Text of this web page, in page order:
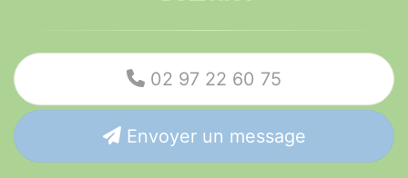
02 97 22 60 75
Envoyer un message